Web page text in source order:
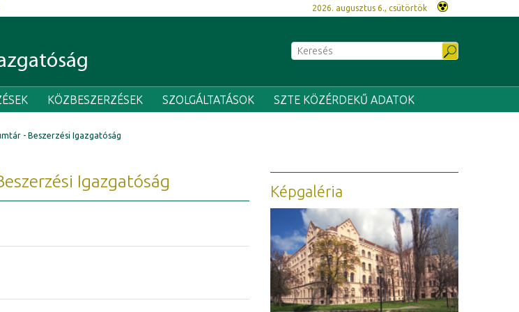
2026. augusztus 6., csütörtök
KÖZBESZERZÉSEK SZOLGÁLTATÁSOK SZTE KÖZÉRDEKŰ ADATOK
- Beszerzési Igazgatóság
Igazgatóság
Képgaléria